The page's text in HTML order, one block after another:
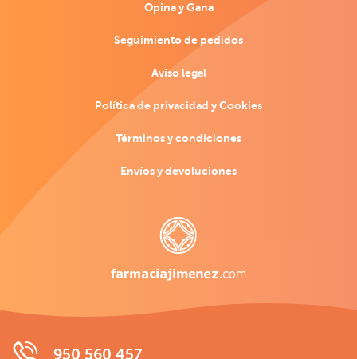
Opina y Gana
Seguimiento de pedidos
Aviso legal
Política de privacidad y Cookies
Términos y condiciones
Envíos y devoluciones
950 560 457